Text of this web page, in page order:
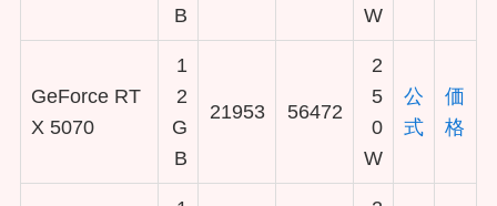
B
W
GeForce RT
X 5070
1
2
G
B
21953 56472
2
5
0
W
公
式
価
格